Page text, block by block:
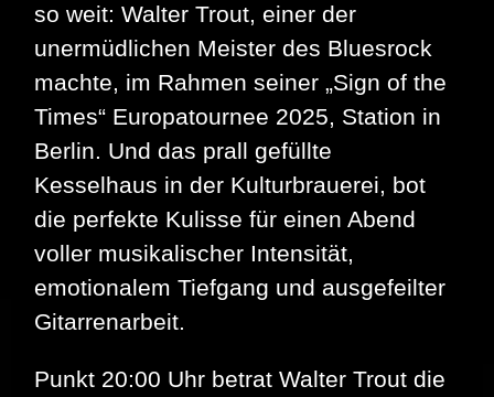
so weit: Walter Trout, einer der
unermüdlichen Meister des Bluesrock
machte, im Rahmen seiner „Sign of the
Times“ Europatournee 2025, Station in
Berlin. Und das prall gefüllte
Kesselhaus in der Kulturbrauerei, bot
die perfekte Kulisse für einen Abend
voller musikalischer Intensität,
emotionalem Tiefgang und ausgefeilter
Gitarrenarbeit.
Punkt 20:00 Uhr betrat Walter Trout die